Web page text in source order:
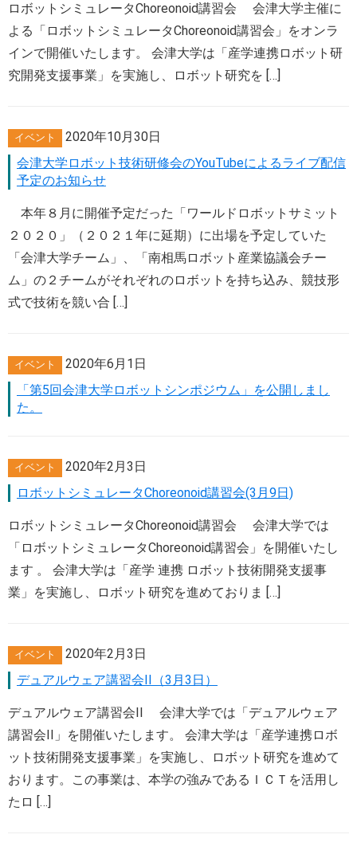
ロボットシミュレータChoreonoid講習会 会津大学主催に
よる「ロボットシミュレータChoreonoid講習会」をオンラ
インで開催いたします。 会津大学は「産学連携ロボット研
究開発支援事業」を実施し、ロボット研究を […]
イベント
2020年10月30日
会津大学ロボット技術研修会のYouTubeによるライブ配信
予定のお知らせ
本年８月に開催予定だった「ワールドロボットサミット
２０２０」（２０２１年に延期）に出場を予定していた
「会津大学チーム」、「南相馬ロボット産業協議会チー
ム」の２チームがそれぞれのロボットを持ち込み、競技形
式で技術を競い合 […]
イベント
2020年6月1日
「第5回会津大学ロボットシンポジウム」を公開しまし
た。
イベント
2020年2月3日
ロボットシミュレータChoreonoid講習会(3月9日)
ロボットシミュレータChoreonoid講習会 会津大学では
「ロボットシミュレータChoreonoid講習会」を開催いたし
ます 。 会津大学は「産学 連携 ロボット技術開発支援事
業」を実施し、ロボット研究を進めておりま […]
イベント
2020年2月3日
デュアルウェア講習会II（3月3日）
デュアルウェア講習会II 会津大学では「デュアルウェア
講習会II」を開催いたします。 会津大学は「産学連携ロボ
ット技術開発支援事業」を実施し、ロボット研究を進めて
おります。この事業は、本学の強みであるＩＣＴを活用し
たロ […]